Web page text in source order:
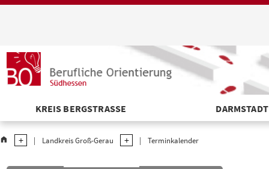
KREIS BERGSTRASSE DARMSTADT
home Landkreis Groß-Gerau Terminkalender